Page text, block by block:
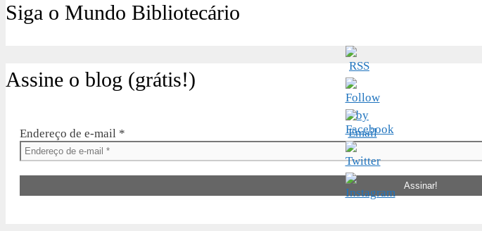
Siga o Mundo Bibliotecário
Assine o blog (grátis!)
Endereço de e-mail *